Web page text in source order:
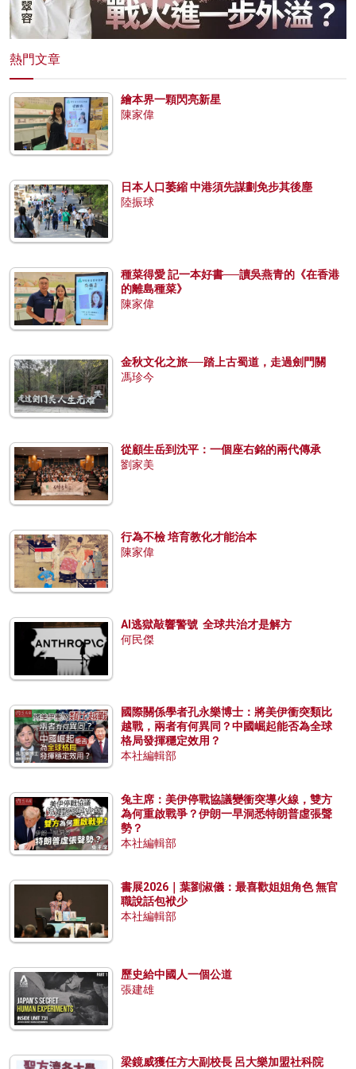
熱門文章
繪本界一顆閃亮新星
陳家偉
日本人口萎縮 中港須先謀劃免步其後塵
陸振球
種菜得愛 記一本好書──讀吳燕青的《在香港
的離島種菜》
陳家偉
金秋文化之旅──踏上古蜀道，走過劍門關
馮珍今
從顧生岳到沈平：一個座右銘的兩代傳承
劉家美
行為不檢 培育教化才能治本
陳家偉
AI逃獄敲響警號 全球共治才是解方
何民傑
國際關係學者孔永樂博士：將美伊衝突類比
越戰，兩者有何異同？中國崛起能否為全球
格局發揮穩定效用？
本社編輯部
兔主席：美伊停戰協議變衝突導火線，雙方
為何重啟戰爭？伊朗一早洞悉特朗普虛張聲
勢？
本社編輯部
書展2026｜葉劉淑儀：最喜歡姐姐角色 無官
職說話包袱少
本社編輯部
歷史給中國人一個公道
張建雄
梁鏡威獲任方大副校長 呂大樂加盟社科院